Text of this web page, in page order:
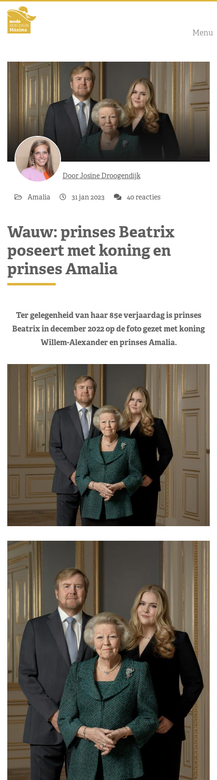
Menu
Door Josine Droogendijk
Amalia 31 jan 2023 40 reacties
Wauw: prinses Beatrix
poseert met koning en
prinses Amalia
Ter gelegenheid van haar 85e verjaardag is prinses
Beatrix in december 2022 op de foto gezet met koning
Willem-Alexander en prinses Amalia.